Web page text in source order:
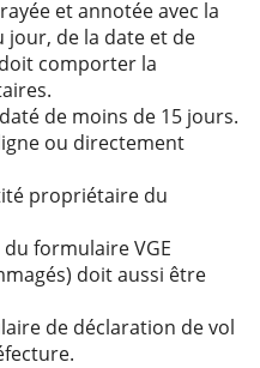
et annotée avec la
jour, de la date et de
comporter la
de moins de 15 jours.
ou directement
propriétaire du
formulaire VGE
doit aussi être
de déclaration de vol